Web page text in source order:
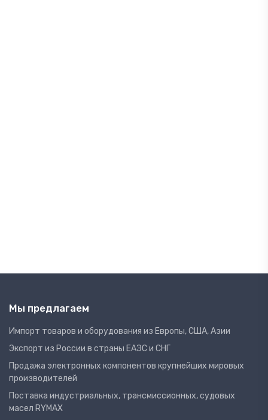
Мы предлагаем
Импорт товаров и оборудования из Европы, США, Азии
Экспорт из России в страны ЕАЭС и СНГ
Продажа электронных компонентов крупнейших мировых
производителей
Поставка индустриальных, трансмиссионных, судовых
масел RYMAX